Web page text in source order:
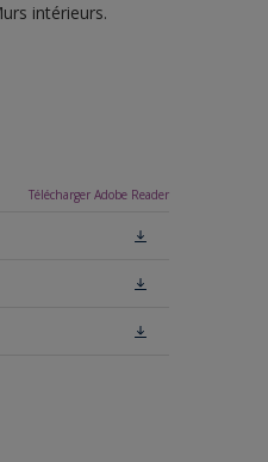
intérieurs.
Télécharger Adobe Reader